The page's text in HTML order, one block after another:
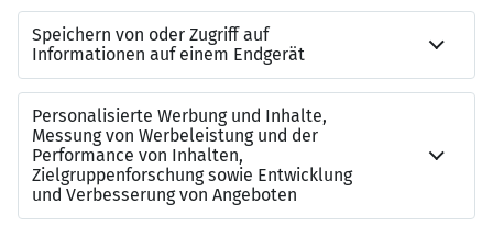
Gepflegtes Erscheinungsbild und gute
Umgangsformen
Gute Deutschkenntnisse
Wir freuen uns auf Ihre Bewerbung!
Bitte senden Sie uns Ihre vollständigen